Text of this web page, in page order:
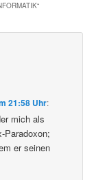
“
21:58 Uhr:
mich als
Paradoxon;
er seinen